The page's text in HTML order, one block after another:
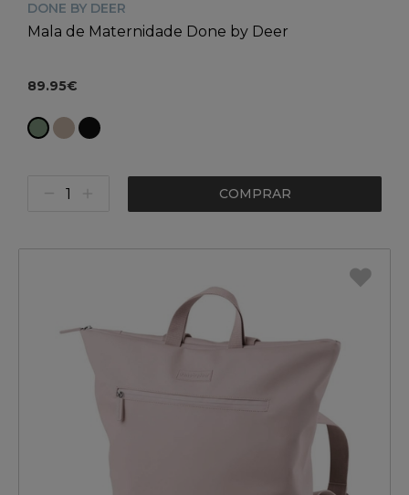
DONE BY DEER
Mala de Maternidade Done by Deer
89.95€
COMPRAR